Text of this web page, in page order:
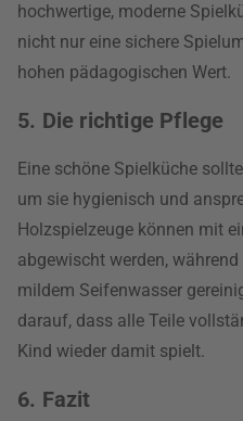
hochwertige, moderne
nicht nur eine sichere
hohen pädagogischen Wert.
5. Die richtige Pflege
Eine schöne Spielküche
um sie hygienisch und
Holzspielzeuge können mit
abgewischt werden,
mildem Seifenwasser
darauf, dass alle Teile
Kind wieder damit spielt.
6. Fazit